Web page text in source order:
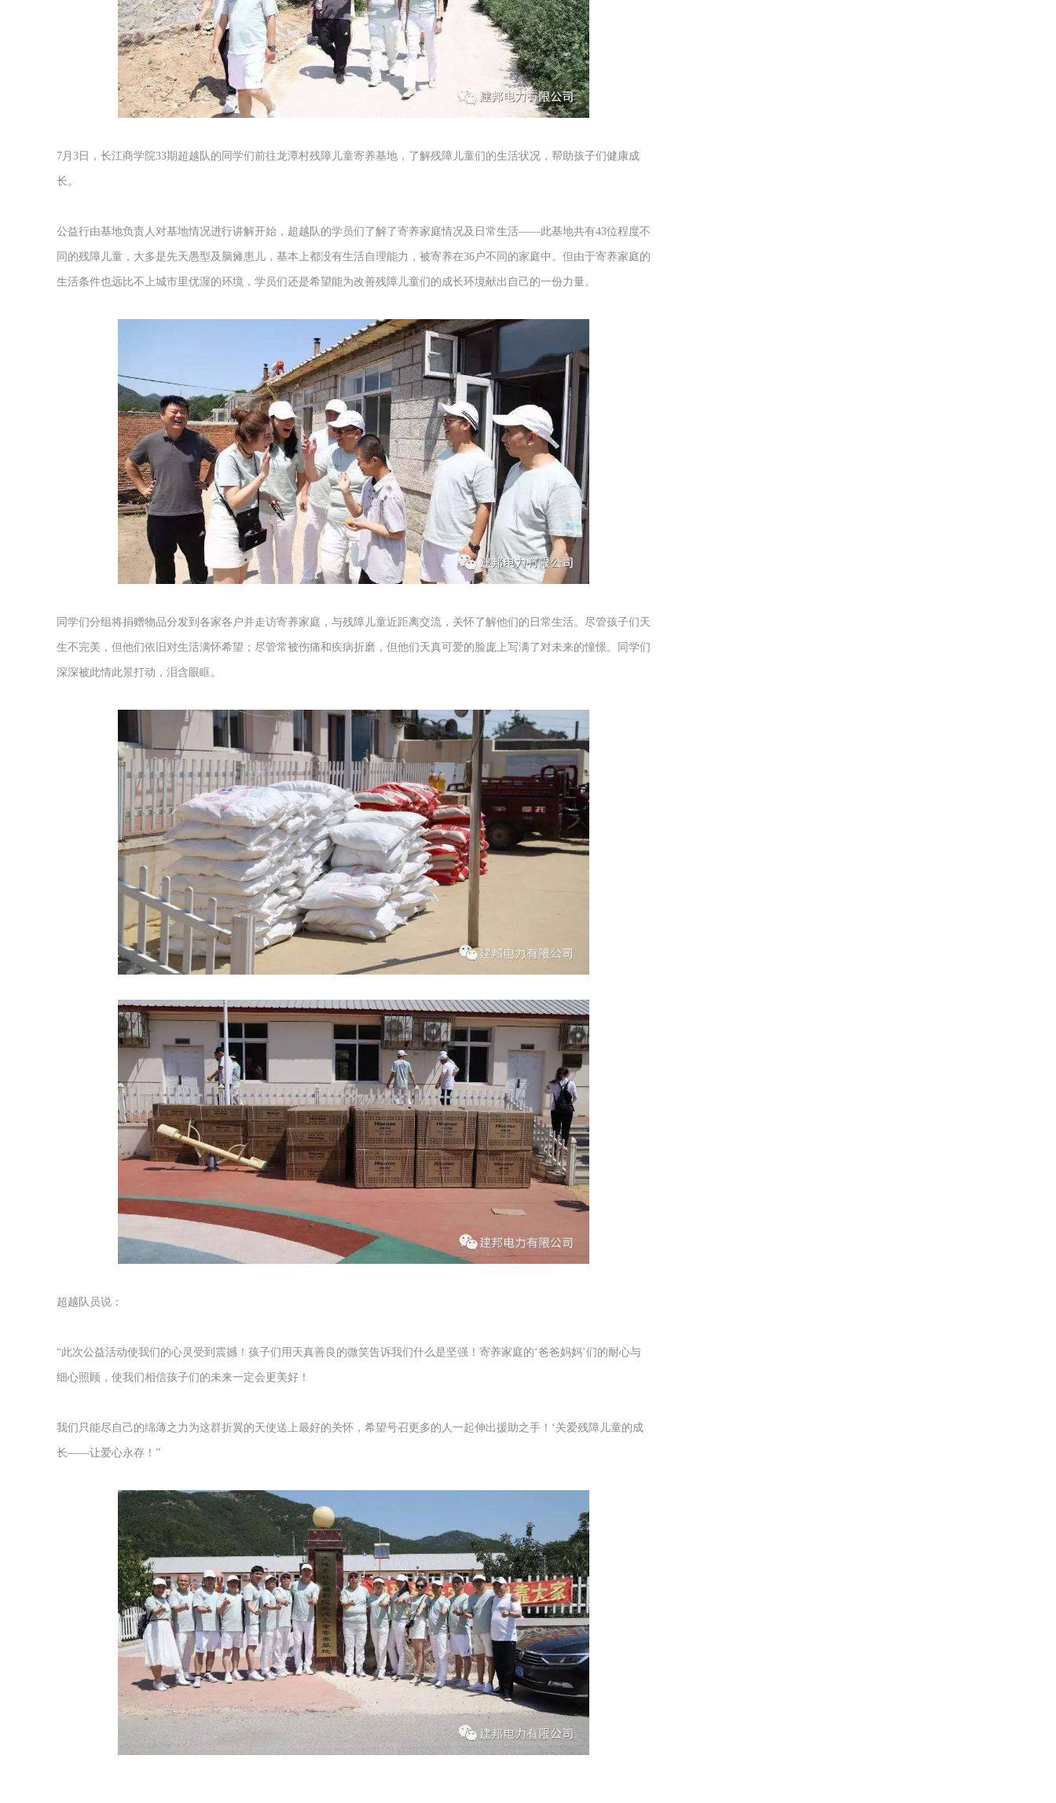
7月3日，长江商学院33期超越队的同学们前往龙潭村残障儿童寄养基地，了解残障儿童们的生活状况，帮助孩子们健康成
长。
公益行由基地负责人对基地情况进行讲解开始，超越队的学员们了解了寄养家庭情况及日常生活——此基地共有43位程度不
同的残障儿童，大多是先天愚型及脑瘫患儿，基本上都没有生活自理能力，被寄养在36户不同的家庭中。但由于寄养家庭的
生活条件也远比不上城市里优渥的环境，学员们还是希望能为改善残障儿童们的成长环境献出自己的一份力量。
同学们分组将捐赠物品分发到各家各户并走访寄养家庭，与残障儿童近距离交流，关怀了解他们的日常生活。尽管孩子们天
生不完美，但他们依旧对生活满怀希望；尽管常被伤痛和疾病折磨，但他们天真可爱的脸庞上写满了对未来的憧憬。同学们
深深被此情此景打动，泪含眼眶。
超越队员说：
“此次公益活动使我们的心灵受到震撼！孩子们用天真善良的微笑告诉我们什么是坚强！寄养家庭的‘爸爸妈妈’们的耐心与
细心照顾，使我们相信孩子们的未来一定会更美好！
我们只能尽自己的绵薄之力为这群折翼的天使送上最好的关怀，希望号召更多的人一起伸出援助之手！‘关爱残障儿童的成
长——让爱心永存！ ”